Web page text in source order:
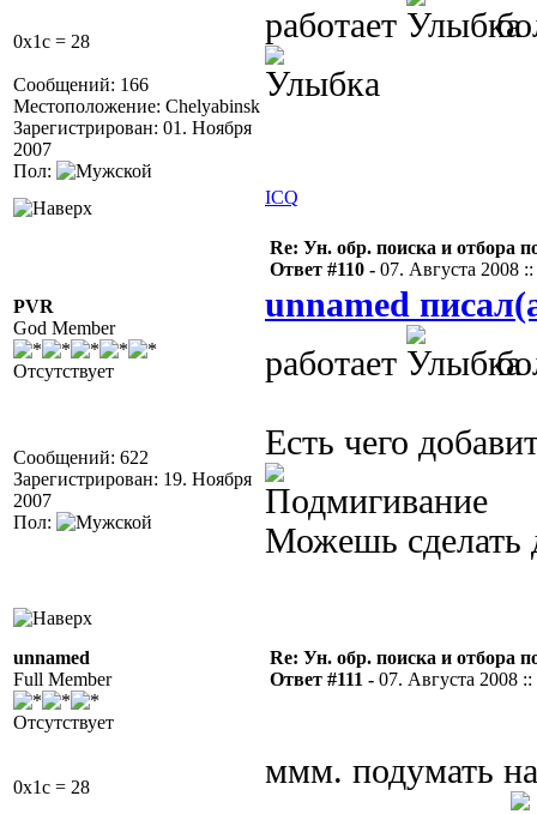
0x1c = 28
Сообщений: 166
Местоположение: Chelyabinsk
Зарегистрирован: 01. Ноября
2007
Пол:
работает
ICQ
PVR
God Member
Отсутствует
Сообщений: 622
Зарегистрирован: 19. Ноября
2007
Пол:
Re: Ун. обр. поиска и отбора
Ответ #110 - 07. Августа 2008
unnamed
работает
Есть чего
Можешь сделать
unnamed
Full Member
Отсутствует
0x1c = 28
Re: Ун. обр. поиска и отбора
Ответ #111 - 07. Августа 2008 ::
ммм. подумать